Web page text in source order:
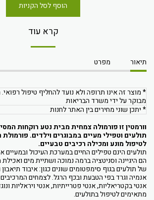
הוסף לסל הקניות
קרא עוד
תיאור מפרט
* מוצר זה אינו תרופה ולא נועד להחליף טיפול רפואי.
מבוקר על ידי משרד הבריאות
* יתכן שוני מחירים בין האתר לחנות
וורמטין זו פורמולה צמחית מבית נטע רוקחות
תולעים וטפילי מעיים במבוגרים וילדים.
לטיפול מונע ומכילה רכיבים טבעיים.
תולעים הינם טפילים החיים במערכת העיכול ובמעיים
הם היגיינה וסניטציה ברמה נמוכה ושתיית מים
של תולעים בגוף סימפטומים שונים כגון: איבוד
אנמיה וגרד בפי הטבעת ובכף הרגל. לצמחים
אנטי בקטריאליות, אנטי פטרייתיות, אנטי ויראליות
מתאימים לטיפול בתולעים.